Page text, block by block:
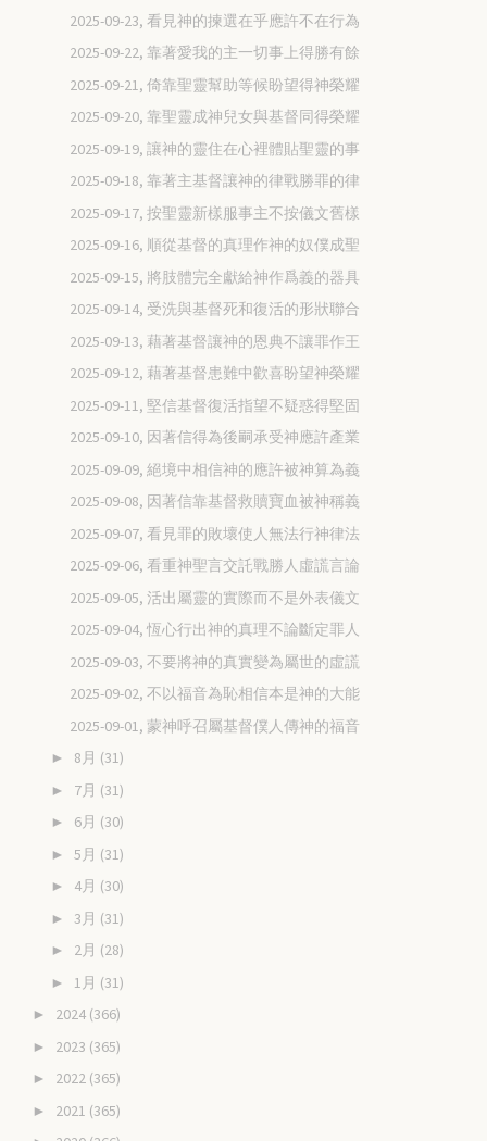
2025-09-23, 看見神的揀選在乎應許不在行為
2025-09-22, 靠著愛我的主一切事上得勝有餘
2025-09-21, 倚靠聖靈幫助等候盼望得神榮耀
2025-09-20, 靠聖靈成神兒女與基督同得榮耀
2025-09-19, 讓神的靈住在心裡體貼聖靈的事
2025-09-18, 靠著主基督讓神的律戰勝罪的律
2025-09-17, 按聖靈新樣服事主不按儀文舊樣
2025-09-16, 順從基督的真理作神的奴僕成聖
2025-09-15, 將肢體完全獻給神作爲義的器具
2025-09-14, 受洗與基督死和復活的形狀聯合
2025-09-13, 藉著基督讓神的恩典不讓罪作王
2025-09-12, 藉著基督患難中歡喜盼望神榮耀
2025-09-11, 堅信基督復活指望不疑惑得堅固
2025-09-10, 因著信得為後嗣承受神應許產業
2025-09-09, 絕境中相信神的應許被神算為義
2025-09-08, 因著信靠基督救贖寶血被神稱義
2025-09-07, 看見罪的敗壞使人無法行神律法
2025-09-06, 看重神聖言交託戰勝人虛謊言論
2025-09-05, 活出屬靈的實際而不是外表儀文
2025-09-04, 恆心行出神的真理不論斷定罪人
2025-09-03, 不要將神的真實變為屬世的虛謊
2025-09-02, 不以福音為恥相信本是神的大能
2025-09-01, 蒙神呼召屬基督僕人傳神的福音
► 8月 (31)
► 7月 (31)
► 6月 (30)
► 5月 (31)
► 4月 (30)
► 3月 (31)
► 2月 (28)
► 1月 (31)
► 2024 (366)
► 2023 (365)
► 2022 (365)
► 2021 (365)